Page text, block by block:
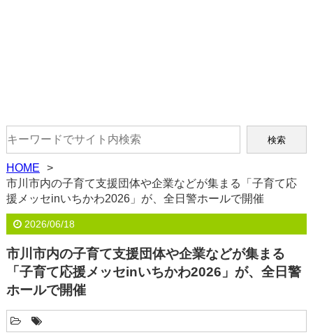
HOME
市川市内の子育て支援団体や企業などが集まる「子育て応
援メッセinいちかわ2026」が、全日警ホールで開催
2026/06/18
市川市内の子育て支援団体や企業などが集まる
「子育て応援メッセinいちかわ2026」が、全日警
ホールで開催